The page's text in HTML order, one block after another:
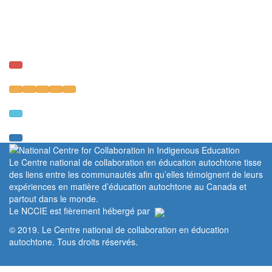
Le Centre national de collaboration en éducation autochtone tisse
des liens entre les communautés afin qu’elles témoignent de leurs
expériences en matière d’éducation autochtone au Canada et
partout dans le monde.
Le NCCIE est fièrement hébergé par
© 2019. Le Centre national de collaboration en éducation
autochtone. Tous droits réservés.